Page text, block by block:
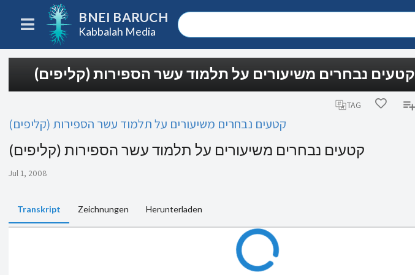
BNEI BARUCH
Kabbalah Media
קטעים נבחרים משיעורים על תלמוד עשר הספירות (קליפים)
TAG
קטעים נבחרים משיעורים על תלמוד עשר הספירות (קליפים)
קטעים נבחרים משיעורים על תלמוד עשר הספירות (קליפים)
Jul 1, 2008
Transkript Zeichnungen Herunterladen